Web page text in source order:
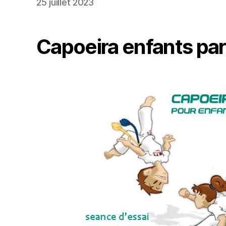
25 juillet 2023
Capoeira enfants